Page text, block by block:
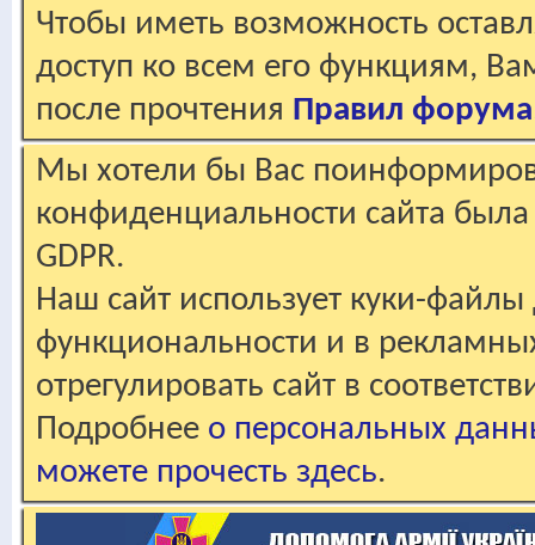
Чтобы иметь возможность
доступ ко всем его функциям,
после прочтения Правил форума
Мы хотели бы Вас
конфиденциальности сайта
GDPR.
Наш сайт использует куки-файлы
функциональности и в
отрегулировать сайт в
Подробнее о персональных
можете прочесть здесь.